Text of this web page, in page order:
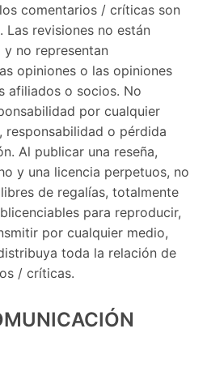
comentarios / críticas son
revisiones no están
no representan
opiniones o las opiniones
afiliados o socios. No
por cualquier
responsabilidad o pérdida
Al publicar una reseña,
y una licencia perpetuos, no
de regalías, totalmente
para reproducir,
por cualquier medio,
toda la relación de
/ críticas.